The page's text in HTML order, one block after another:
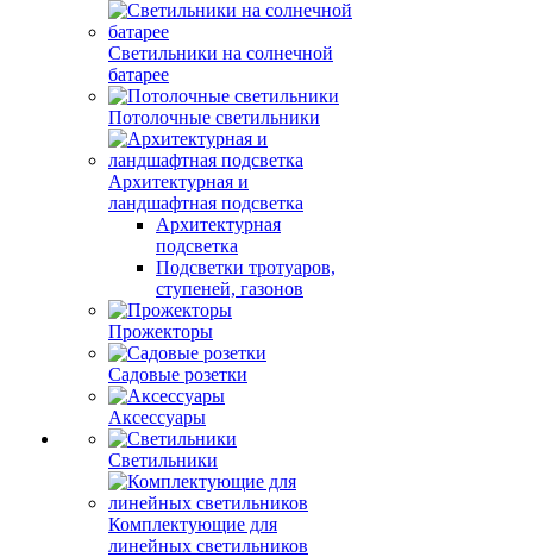
Светильники на солнечной
батарее
Потолочные светильники
Архитектурная и
ландшафтная подсветка
Архитектурная
подсветка
Подсветки тротуаров,
ступеней, газонов
Прожекторы
Садовые розетки
Аксессуары
Светильники
Комплектующие для
линейных светильников